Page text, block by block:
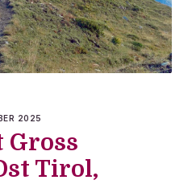
2025
Tirol,